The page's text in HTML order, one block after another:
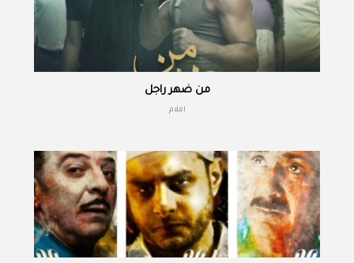
من ضهر راجل
افلام